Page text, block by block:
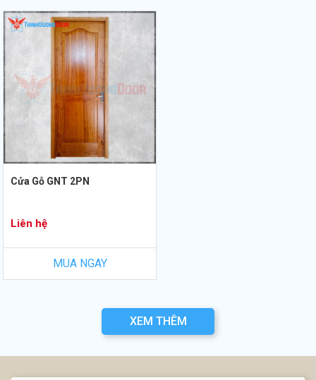
Cửa Gỗ GNT 2PN
Liên hệ
MUA NGAY
XEM THÊM